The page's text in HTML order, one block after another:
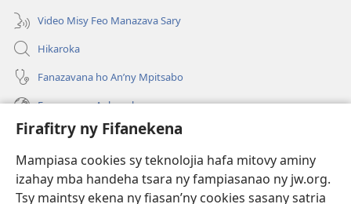
Firafitry ny Fifanekena
Mampiasa cookies sy teknolojia hafa mitovy aminy
izahay mba handeha tsara ny fampiasanao ny jw.org.
Tsy maintsy ekena ny fiasan’ny cookies sasany satria
Video Misy Feo Manazava Sary
Hikaroka
Fanazavana ho An’ny Mpitsabo
Fanazavana Ankapobeny
Fanampiana
Fanomezana
(manokatra
rohy)